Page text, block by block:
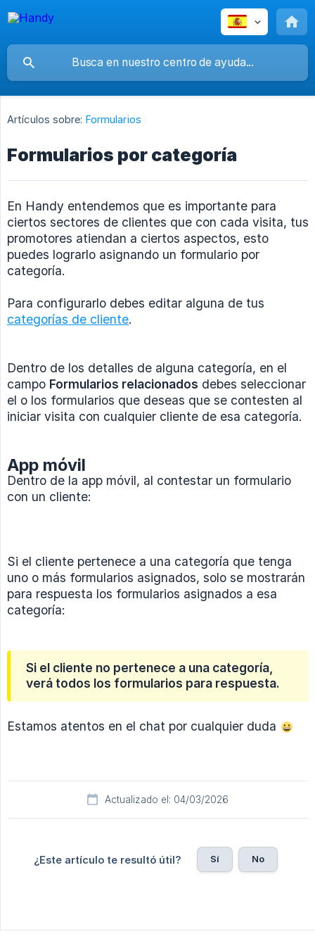
Artículos sobre: Formularios
Formularios por categoría
En Handy entendemos que es importante para
ciertos sectores de clientes que con cada visita, tus
promotores atiendan a ciertos aspectos, esto
puedes lograrlo asignando un formulario por
categoría.
Para configurarlo debes editar alguna de tus
categorías de cliente.
Dentro de los detalles de alguna categoría, en el
campo Formularios relacionados debes seleccionar
el o los formularios que deseas que se contesten al
iniciar visita con cualquier cliente de esa categoría.
App móvil
Dentro de la app móvil, al contestar un formulario
con un cliente:
Si el cliente pertenece a una categoría que tenga
uno o más formularios asignados, solo se mostrarán
para respuesta los formularios asignados a esa
categoría:
Si el cliente no pertenece a una categoría,
verá todos los formularios para respuesta.
Estamos atentos en el chat por cualquier duda
Actualizado el: 04/03/2026
¿Este artículo te resultó útil? Sí No